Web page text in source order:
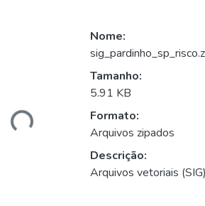
Nome:
Tamanho:
5.91 KB
Formato:
Arquivos zipados
Descrição:
Arquivos vetoriais (SIG)